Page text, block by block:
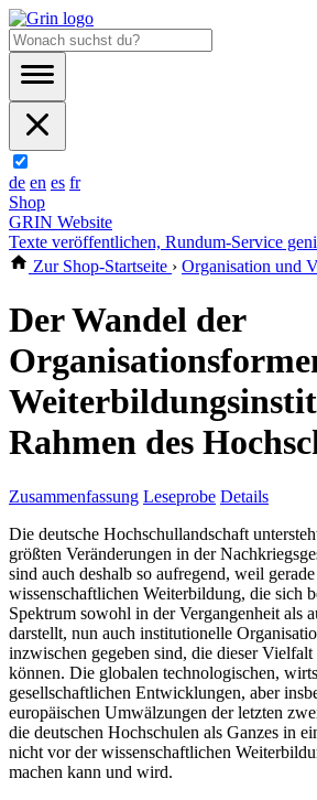
de en es fr
Shop
GRIN Website
Texte veröffentlichen, Rundum-Service
Zur Shop-Startseite › Organisation und
Der Wandel der
Rahmen des
Zusammenfassung Leseprobe Details
Die deutsche Hochschullandschaft
größten Veränderungen in der
sind auch deshalb so aufregend, weil
wissenschaftlichen Weiterbildung, die sich
Spektrum sowohl in der Vergangenheit als
darstellt, nun auch institutionelle
inzwischen gegeben sind, die dieser Vielfalt
können. Die globalen technologischen,
gesellschaftlichen Entwicklungen, aber
europäischen Umwälzungen der letzten
die deutschen Hochschulen als Ganzes in
nicht vor der wissenschaftlichen
machen kann und wird.